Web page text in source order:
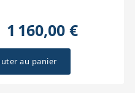
1 160,00 €
au panier